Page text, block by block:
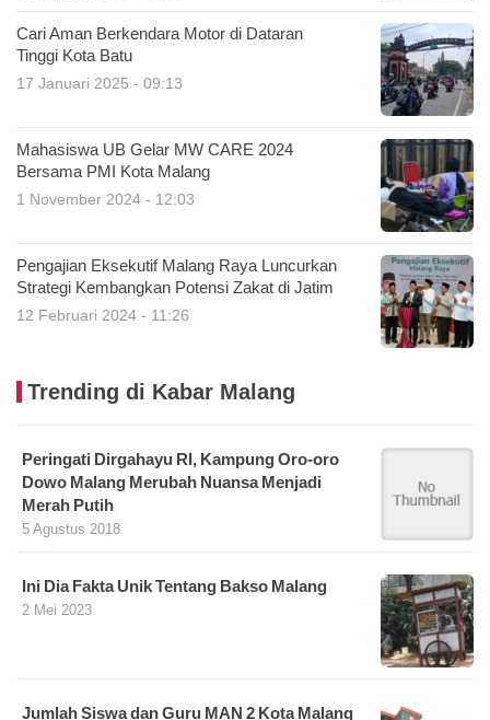
Cari Aman Berkendara Motor di Dataran
Tinggi Kota Batu
17 Januari 2025 - 09:13
Mahasiswa UB Gelar MW CARE 2024
Bersama PMI Kota Malang
1 November 2024 - 12:03
Pengajian Eksekutif Malang Raya Luncurkan
Strategi Kembangkan Potensi Zakat di Jatim
12 Februari 2024 - 11:26
Trending di Kabar Malang
Peringati Dirgahayu RI, Kampung Oro-oro
Dowo Malang Merubah Nuansa Menjadi
Merah Putih
5 Agustus 2018
Ini Dia Fakta Unik Tentang Bakso Malang
2 Mei 2023
Jumlah Siswa dan Guru MAN 2 Kota Malang